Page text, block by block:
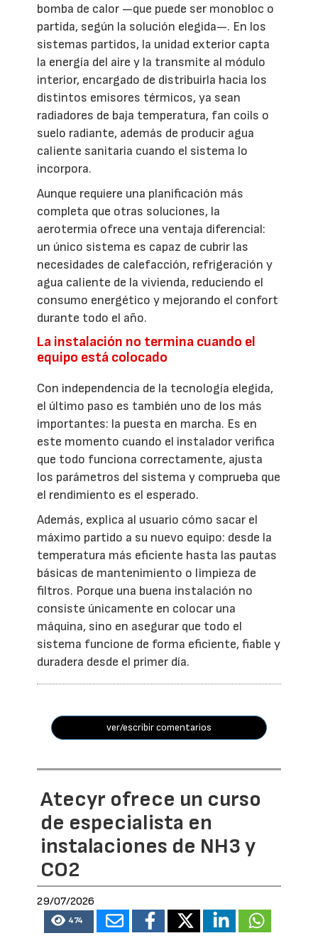
bomba de calor —que puede ser monobloc o
partida, según la solución elegida—. En los
sistemas partidos, la unidad exterior capta
la energía del aire y la transmite al módulo
interior, encargado de distribuirla hacia los
distintos emisores térmicos, ya sean
radiadores de baja temperatura, fan coils o
suelo radiante, además de producir agua
caliente sanitaria cuando el sistema lo
incorpora.
Aunque requiere una planificación más
completa que otras soluciones, la
aerotermia ofrece una ventaja diferencial:
un único sistema es capaz de cubrir las
necesidades de calefacción, refrigeración y
agua caliente de la vivienda, reduciendo el
consumo energético y mejorando el confort
durante todo el año.
La instalación no termina cuando el
equipo está colocado
Con independencia de la tecnología elegida,
el último paso es también uno de los más
importantes: la puesta en marcha. Es en
este momento cuando el instalador verifica
que todo funciona correctamente, ajusta
los parámetros del sistema y comprueba que
el rendimiento es el esperado.
Además, explica al usuario cómo sacar el
máximo partido a su nuevo equipo: desde la
temperatura más eficiente hasta las pautas
básicas de mantenimiento o limpieza de
filtros. Porque una buena instalación no
consiste únicamente en colocar una
máquina, sino en asegurar que todo el
sistema funcione de forma eficiente, fiable y
duradera desde el primer día.
ver/escribir comentarios
Atecyr ofrece un curso
de especialista en
instalaciones de NH3 y
CO2
29/07/2026
474